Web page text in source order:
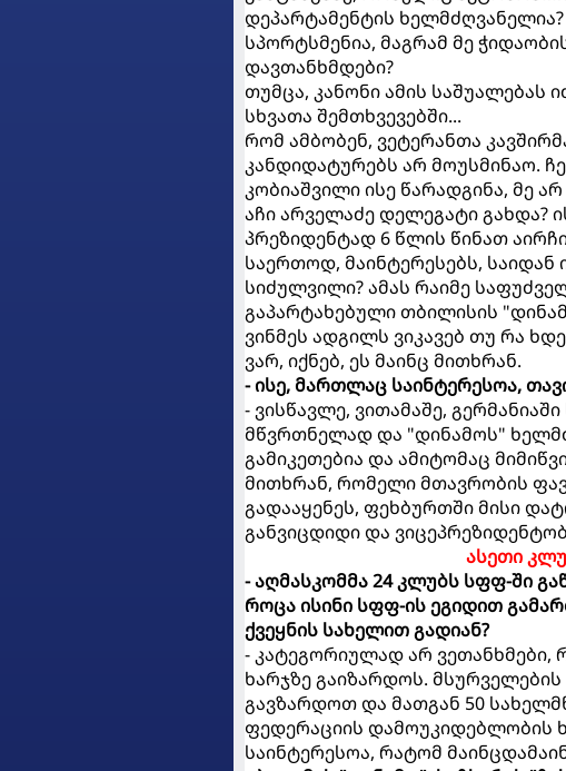
დეპარტამენტის
სპორტსმენია, მაგრამ მე
დავთანხმდები?
თუმცა, კანონი ამის საშუალებას
სხვათა შემთხვევებში...
რომ ამბობენ, ვეტერანთა
კანდიდატურებს არ მოუსმინაო.
კობიაშვილი ისე წარადგინა, მე
აჩი არველაძე დელეგატი გახდა?
პრეზიდენტად 6 წლის წინათ
საერთოდ, მაინტერესებს,
სიძულვილი? ამას რაიმე
გაპარტახებული თბილისის
ვინმეს ადგილს ვიკავებ თუ რა
ვარ, იქნებ, ეს მაინც მითხრან.
- ისე, მართლაც საინტერესოა,
- ვისწავლე, ვითამაშე,
მწვრთნელად და "დინამოს"
გამიკეთებია და ამიტომაც
მითხრან, რომელი მთავრობის
გადააყენეს, ფეხბურთში მისი
განვიცდიდი და
ასეთი
- აღმასკომმა 24 კლუბს სფფ-ში
როცა ისინი სფფ-ის ეგიდით
ქვეყნის სახელით გადიან?
- კატეგორიულად არ
ხარჯზე გაიზარდოს.
გავზარდოთ და მათგან 50
ფედერაციის დამოუკიდებლობის
საინტერესოა, რატომ